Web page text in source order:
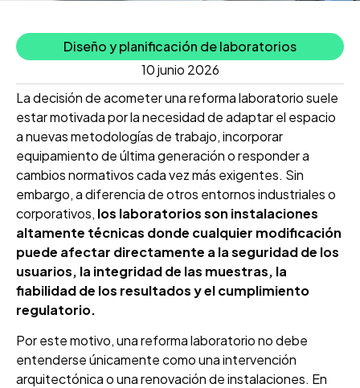
Diseño y planificación de laboratorios
10 junio 2026
La decisión de acometer una reforma laboratorio suele
estar motivada por la necesidad de adaptar el espacio
a nuevas metodologías de trabajo, incorporar
equipamiento de última generación o responder a
cambios normativos cada vez más exigentes. Sin
embargo, a diferencia de otros entornos industriales o
corporativos, los laboratorios son instalaciones
altamente técnicas donde cualquier modificación
puede afectar directamente a la seguridad de los
usuarios, la integridad de las muestras, la
fiabilidad de los resultados y el cumplimiento
regulatorio.
Por este motivo, una reforma laboratorio no debe
entenderse únicamente como una intervención
arquitectónica o una renovación de instalaciones. En